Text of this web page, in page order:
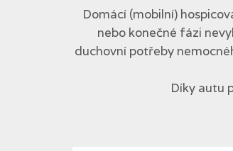
Domácí (mobilní)
nebo konečné fázi
duchovní potřeby
Díky autu